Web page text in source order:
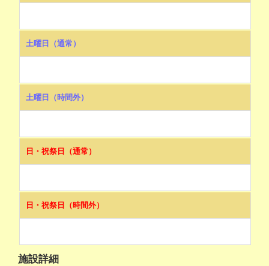
土曜日（通常）
土曜日（時間外）
日・祝祭日（通常）
日・祝祭日（時間外）
施設詳細